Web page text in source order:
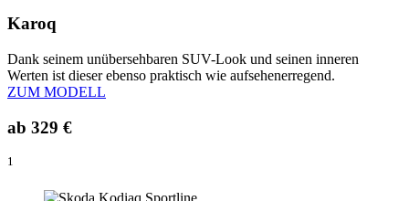
Karoq
Dank seinem unübersehbaren SUV-Look und seinen inneren
Werten ist dieser ebenso praktisch wie aufsehenerregend.
ZUM MODELL
ab 329 €
1